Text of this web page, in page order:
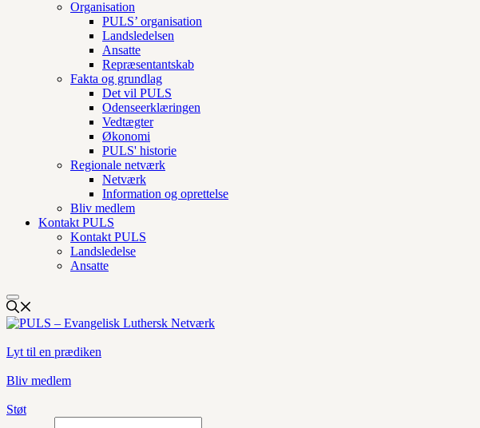
Organisation
PULS’ organisation
Landsledelsen
Ansatte
Repræsentantskab
Fakta og grundlag
Det vil PULS
Odenseerklæringen
Vedtægter
Økonomi
PULS' historie
Regionale netværk
Netværk
Information og oprettelse
Bliv medlem
Kontakt PULS
Kontakt PULS
Landsledelse
Ansatte
Lyt til en prædiken
Bliv medlem
Støt